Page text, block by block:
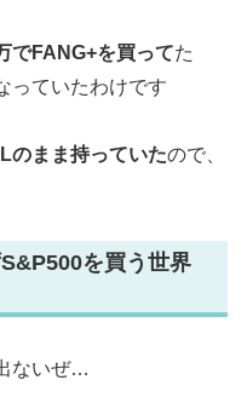
でFANG+を買ってた
っていたわけです
のまま持っていたので、
を買う世界
ないぜ…